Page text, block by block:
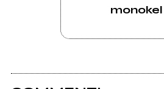
monokel